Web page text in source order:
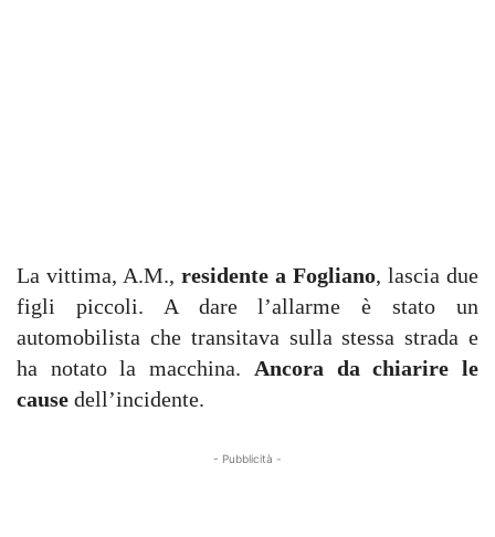
La vittima, A.M., residente a Fogliano, lascia due
figli piccoli. A dare l’allarme è stato un
automobilista che transitava sulla stessa strada e
ha notato la macchina. Ancora da chiarire le
cause dell’incidente.
- Pubblicità -